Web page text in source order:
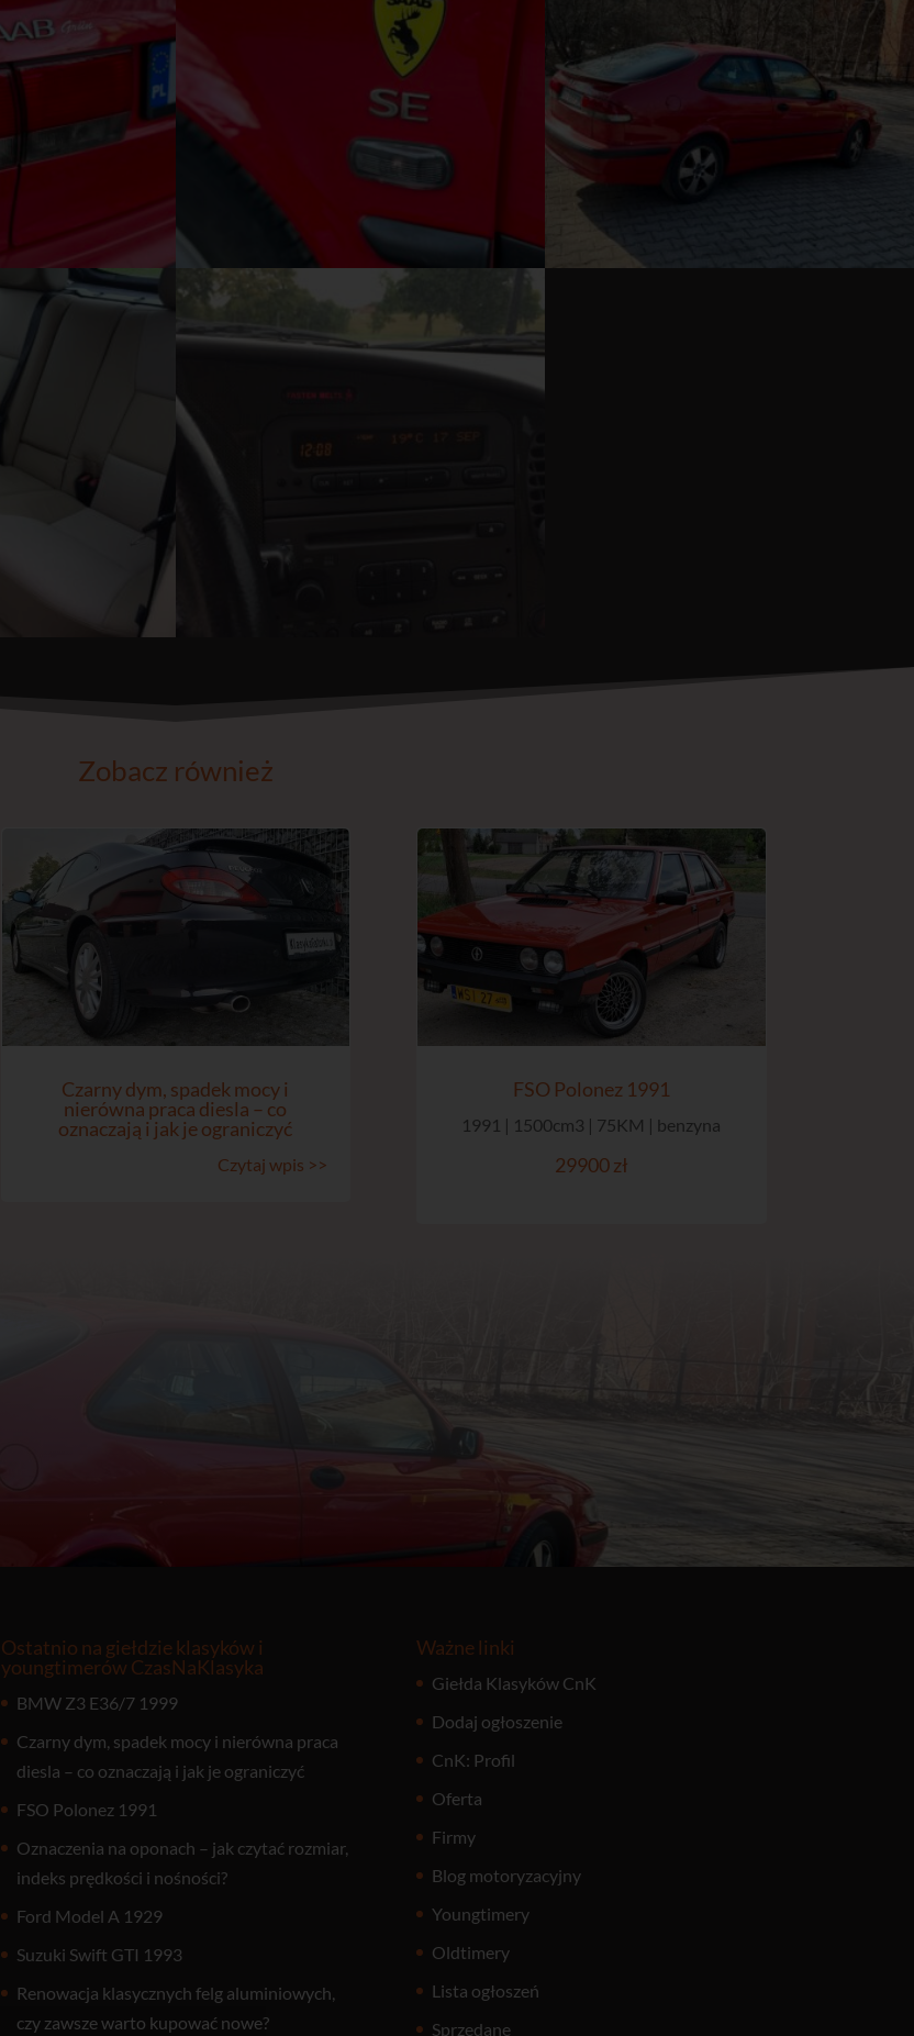
Zobacz również
Czarny dym, spadek mocy i
nierówna praca diesla – co
oznaczają i jak je ograniczyć
Czytaj wpis >>
FSO Polonez 1991
1991 | 1500cm3 | 75KM | benzyna
29900 zł
Ostatnio na giełdzie klasyków i
youngtimerów CzasNaKlasyka
BMW Z3 E36/7 1999
Czarny dym, spadek mocy i nierówna praca
diesla – co oznaczają i jak je ograniczyć
FSO Polonez 1991
Oznaczenia na oponach – jak czytać rozmiar,
indeks prędkości i nośności?
Ford Model A 1929
Suzuki Swift GTI 1993
Renowacja klasycznych felg aluminiowych,
czy zawsze warto kupować nowe?
Ważne linki
Giełda Klasyków CnK
Dodaj ogłoszenie
CnK: Profil
Oferta
Firmy
Blog motoryzacyjny
Youngtimery
Oldtimery
Lista ogłoszeń
Sprzedane